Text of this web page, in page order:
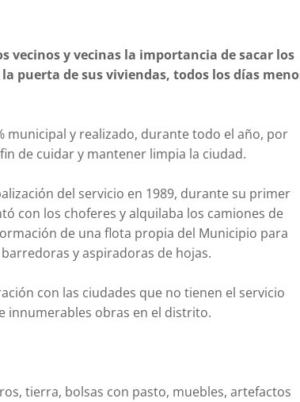
vecinos y vecinas la importancia de sacar los
puerta de sus viviendas, todos los días
municipal y realizado, durante todo el año, por
de cuidar y mantener limpia la ciudad.
del servicio en 1989, durante su primer
con los choferes y alquilaba los camiones de
de una flota propia del Municipio para
y aspiradoras de hojas.
con las ciudades que no tienen el servicio
innumerables obras en el distrito.
tierra, bolsas con pasto, muebles, artefactos